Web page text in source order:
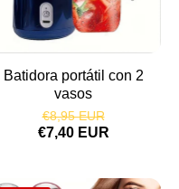
Batidora portátil con 2
vasos
€8,95 EUR
€7,40 EUR